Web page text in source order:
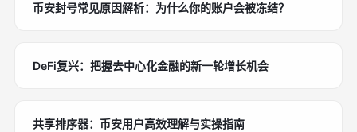
币安封号常见原因解析：为什么你的账户会被冻结？
DeFi复兴：把握去中心化金融的新一轮增长机会
共享排序器：币安用户高效理解与实操指南